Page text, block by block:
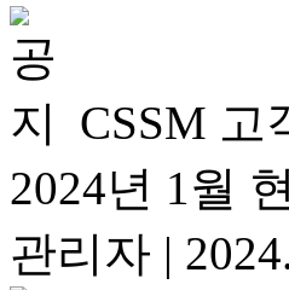
CSSM 고
2024년 1월
관리자 |